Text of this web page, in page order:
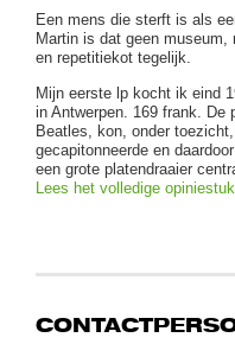
Een mens die sterft is als
Martin is dat geen
en repetitiekot tegelijk.
Mijn eerste lp kocht ik eind
in Antwerpen. 169 frank. De
Beatles, kon, onder
gecapitonneerde en
een grote platendraaier
Lees het volledige